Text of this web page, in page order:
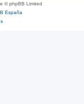
© phpBB Limited
España